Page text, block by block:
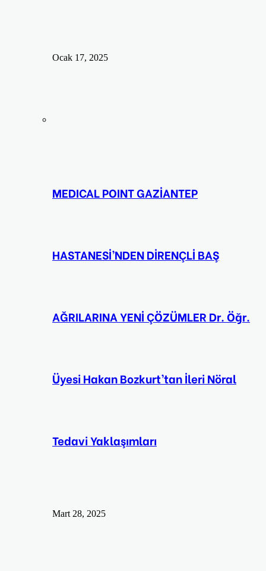
Ocak 17, 2025
MEDICAL POINT GAZİANTEP
HASTANESİ’NDEN DİRENÇLİ BAŞ
AĞRILARINA YENİ ÇÖZÜMLER Dr. Öğr.
Üyesi Hakan Bozkurt’tan İleri Nöral
Tedavi Yaklaşımları
Mart 28, 2025